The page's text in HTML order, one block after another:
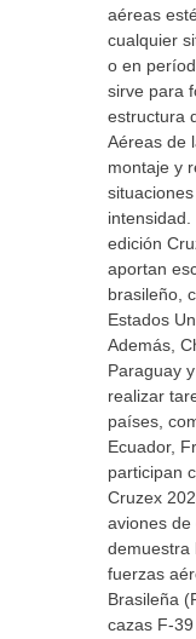
aéreas
cualquier
o en
sirve para
estructura
Aéreas de
montaje y
edición
aportan
brasileño,
Estados
Además,
Paraguay
realizar
países,
Ecuador,
participan
Cruzex
aviones
demuestra
fuerzas
Brasileña
cazas F-